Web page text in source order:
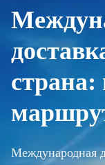
Международная